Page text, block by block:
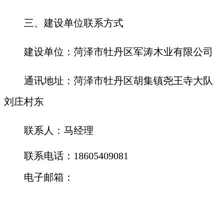
三、建设单位联系方式
建设单位： 菏泽市牡丹区军涛木业有限公司
通讯地址： 菏泽市牡丹区胡集镇尧王寺大队
刘庄村东
联系人： 马经理
联系电话： 18605409081
电子邮箱：